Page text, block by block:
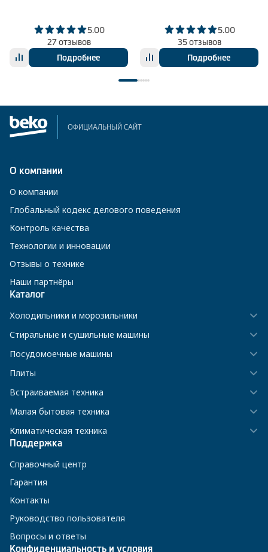
5.00
27 отзывов
Подробнее
5.00
35 отзывов
Подробнее
ОФИЦИАЛЬНЫЙ САЙТ
О компании
О компании
Глобальный кодекс делового поведения
Контроль качества
Технологии и инновации
Отзывы о технике
Наши партнёры
Каталог
Холодильники и морозильники
Стиральные и сушильные машины
Посудомоечные машины
Плиты
Встраиваемая техника
Малая бытовая техника
Климатическая техника
Поддержка
Справочный центр
Гарантия
Контакты
Руководство пользователя
Вопросы и ответы
Конфиденциальность и условия